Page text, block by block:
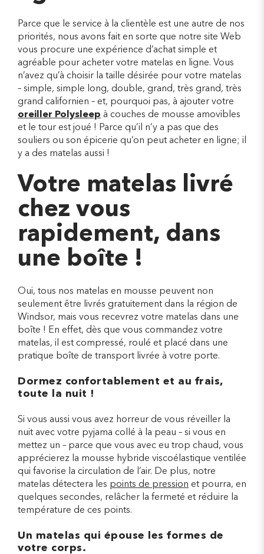
Parce que le service à la clientèle est une autre de nos
priorités, nous avons fait en sorte que notre site Web
vous procure une expérience d’achat simple et
agréable pour acheter votre matelas en ligne. Vous
n’avez qu’à choisir la taille désirée pour votre matelas
– simple, simple long, double, grand, très grand, très
grand californien – et, pourquoi pas, à ajouter votre
oreiller Polysleep à couches de mousse amovibles
et le tour est joué ! Parce qu’il n’y a pas que des
souliers ou son épicerie qu’on peut acheter en ligne; il
y a des matelas aussi !
Votre matelas livré
chez vous
rapidement, dans
une boîte !
Oui, tous nos matelas en mousse peuvent non
seulement être livrés gratuitement dans la région de
Windsor, mais vous recevrez votre matelas dans une
boîte ! En effet, dès que vous commandez votre
matelas, il est compressé, roulé et placé dans une
pratique boîte de transport livrée à votre porte.
Dormez confortablement et au frais,
toute la nuit !
Si vous aussi vous avez horreur de vous réveiller la
nuit avec votre pyjama collé à la peau – si vous en
mettez un – parce que vous avec eu trop chaud, vous
apprécierez la mousse hybride viscoélastique ventilée
qui favorise la circulation de l’air. De plus, notre
matelas détectera les points de pression et pourra, en
quelques secondes, relâcher la fermeté et réduire la
température de ces points.
Un matelas qui épouse les formes de
votre corps.